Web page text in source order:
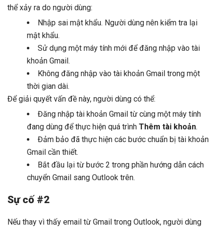
thể xảy ra do người dùng:
Nhập sai mật khẩu. Người dùng nên kiểm tra lại
mật khẩu.
Sử dụng một máy tính mới để đăng nhập vào tài
khoản Gmail.
Không đăng nhập vào tài khoản Gmail trong một
thời gian dài.
Để giải quyết vấn đề này, người dùng có thể:
Đăng nhập tài khoản Gmail từ cùng một máy tính
đang dùng để thực hiện quá trình Thêm tài khoản.
Đảm bảo đã thực hiện các bước chuẩn bị tài khoản
Gmail cần thiết.
Bắt đầu lại từ bước 2 trong phần hướng dẫn cách
chuyển Gmail sang Outlook trên.
Sự cố #2
Nếu thay vì thấy email từ Gmail trong Outlook, người dùng